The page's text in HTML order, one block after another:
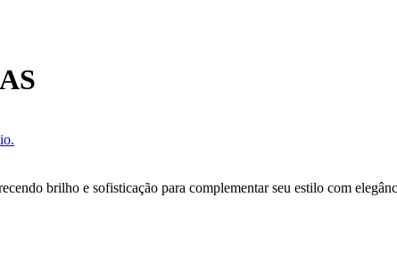
brilho e sofisticação para complementar seu estilo com